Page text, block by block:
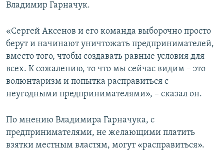
Владимир Гарначук.
«Сергей Аксенов и его команда выборочно просто
берут и начинают уничтожать предпринимателей,
вместо того, чтобы создавать равные условия для
всех. К сожалению, то что мы сейчас видим – это
волюнтаризм и попытка расправиться с
неугодными предпринимателями», – сказал он.
По мнению Владимира Гарначука, с
предпринимателями, не желающими платить
взятки местным властям, могут «расправиться».